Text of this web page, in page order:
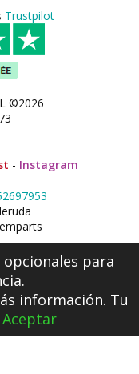
Trustpilot
©2026
- Instagram
para
información. Tu
Aceptar